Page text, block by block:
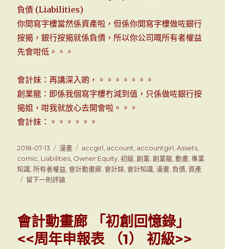
負債 (Liabilities)
你間寫字樓當然係資產啦，但係你間寫字樓做咗銀行
按揭，銀行按揭就係負債，所以你公司嘅所有者權益
先會咁低。。。
會計妹：再講深入啲，。。。。。。。
創業龍：即係我個寫字樓冇減到值，只係做咗銀行按
揭姐，咁我就放心去開會啦。。。
會計妹：。。。。。。
發
表
於
2018-07-13
分
類
漫畫
標
籤
accgirl account accountgirl ,Assets
comic Liabilities Owner Equity ,初級 ,創業 ,創業龍 ,動畫 ,專業
知識 所有者權益 ,會計動畫廊 ,會計妹 ,會計知識 ,漫畫 負債 ,資產
留下一則評論
畫
廊
<<
會計動畫廊 「初創回憶錄」
<<周年申報表 （1） 初級>>